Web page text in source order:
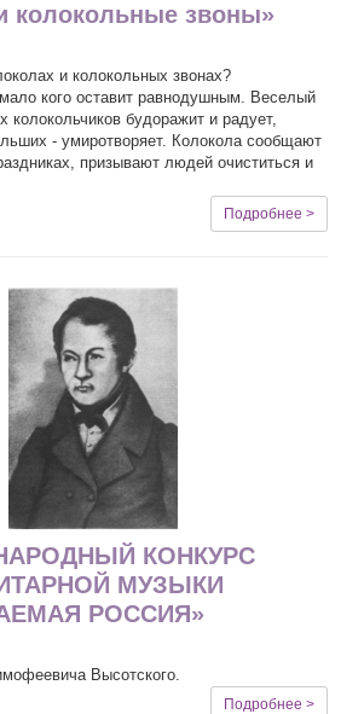
колокольные звоны»
и колокольных звонах?
кого оставит равнодушным. Веселый
колокольчиков будоражит и радует,
- умиротворяет. Колокола сообщают
призывают людей очиститься и
Подробнее >
КОНКУРС
МУЗЫКИ
РОССИЯ»
Высотского.
Подробнее >